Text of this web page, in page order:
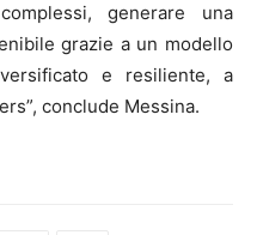
generare una
grazie a un modello
e resiliente, a
conclude Messina.